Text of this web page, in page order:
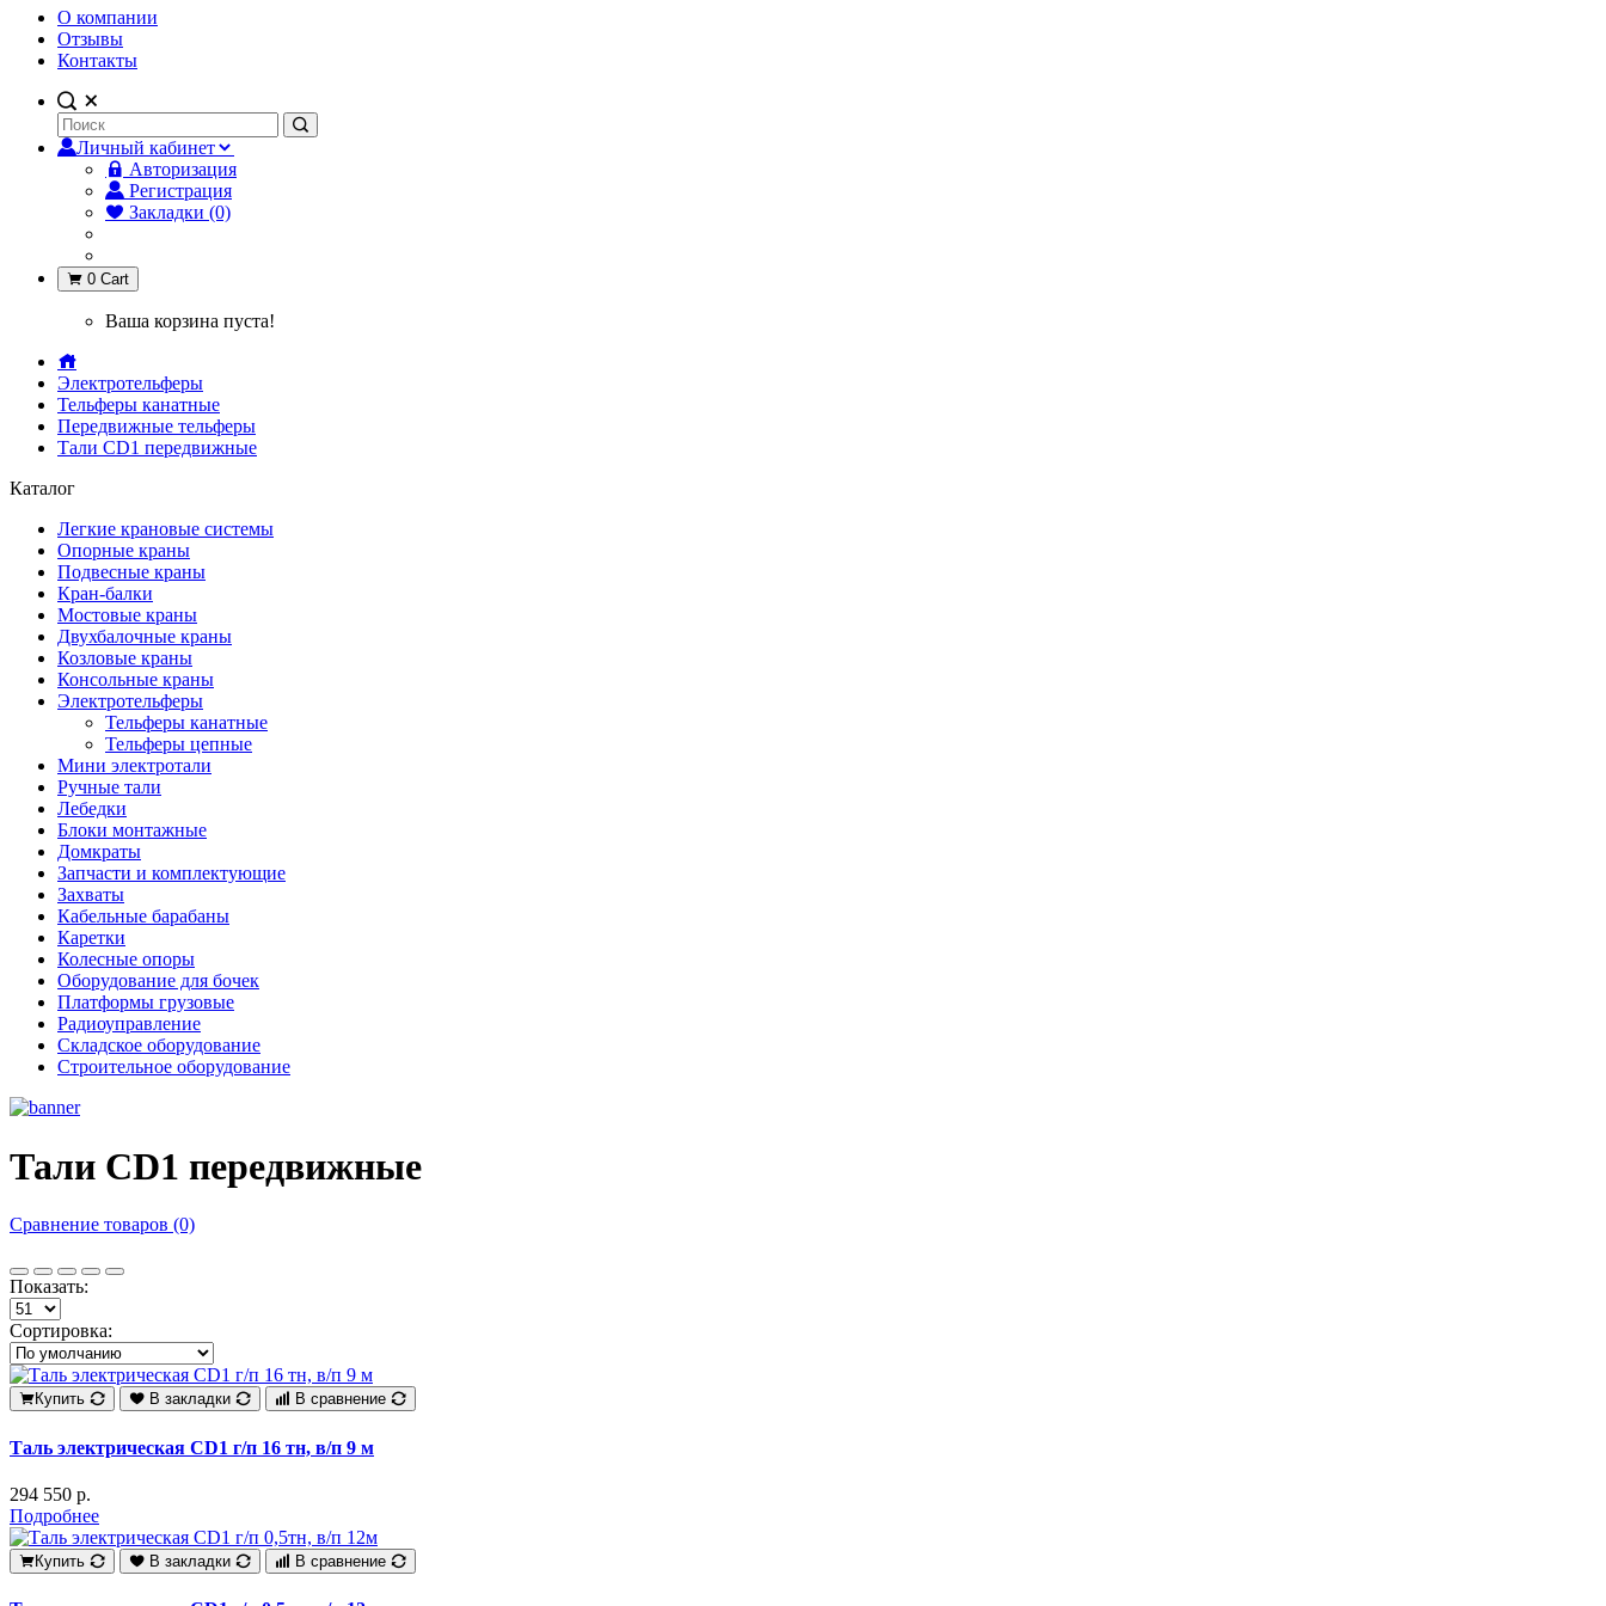
О компании
Отзывы
Контакты
Личный кабинет
Авторизация
Регистрация
Закладки (0)
0 Cart
Ваша корзина пуста!
Электротельферы
Тельферы канатные
Передвижные тельферы
Тали CD1 передвижные
Каталог
Легкие крановые системы
Опорные краны
Подвесные краны
Кран-балки
Мостовые краны
Двухбалочные краны
Козловые краны
Консольные краны
Электротельферы
Тельферы канатные
Тельферы цепные
Мини электротали
Ручные тали
Лебедки
Блоки монтажные
Домкраты
Запчасти и комплектующие
Захваты
Кабельные барабаны
Каретки
Колесные опоры
Оборудование для бочек
Платформы грузовые
Радиоуправление
Складское оборудование
Строительное оборудование
Тали CD1 передвижные
Сравнение товаров (0)
Показать:
Сортировка:
Купить В закладки В сравнение
Таль электрическая CD1 г/п 16 тн, в/п 9 м
294 550 р.
Подробнее
Купить В закладки В сравнение